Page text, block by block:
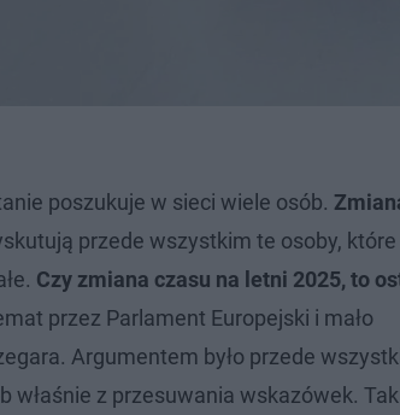
poszukuje w sieci wiele osób.
przede wszystkim te osoby, które
Czy zmiana czasu na letni 2025, to
przez Parlament Europejski i mało
Argumentem było przede
właśnie z przesuwania wskazówek.